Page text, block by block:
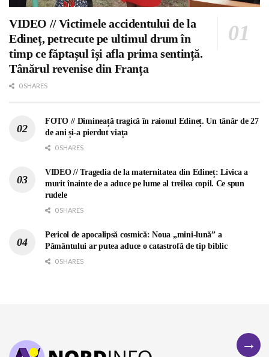
VIDEO // Victimele accidentului de la
Edineț, petrecute pe ultimul drum în
timp ce făptașul își afla prima sentință.
Tânărul revenise din Franța
0 SHARES
FOTO // Dimineață tragică în raionul Edineț. Un tânăr de 27
de ani și-a pierdut viața
0 SHARES
VIDEO // Tragedia de la maternitatea din Edineț: Livica a
murit înainte de a aduce pe lume al treilea copil. Ce spun
rudele
0 SHARES
Pericol de apocalipsă cosmică: Noua „mini-lună” a
Pământului ar putea aduce o catastrofă de tip biblic
0 SHARES
→